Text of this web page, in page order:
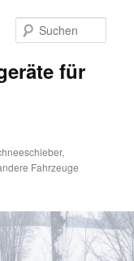
für
Fahrzeuge